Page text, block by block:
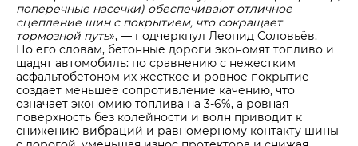
поперечные насечки) обеспечивают отличное
сцепление шин с покрытием, что сокращает
тормозной путь», — подчеркнул Леонид Соловьёв.
По его словам, бетонные дороги экономят топливо и
щадят автомобиль: по сравнению с нежестким
асфальтобетоном их жесткое и ровное покрытие
создает меньшее сопротивление качению, что
означает экономию топлива на 3-6%, а ровная
поверхность без колейности и волн приводит к
снижению вибраций и равномерному контакту шины